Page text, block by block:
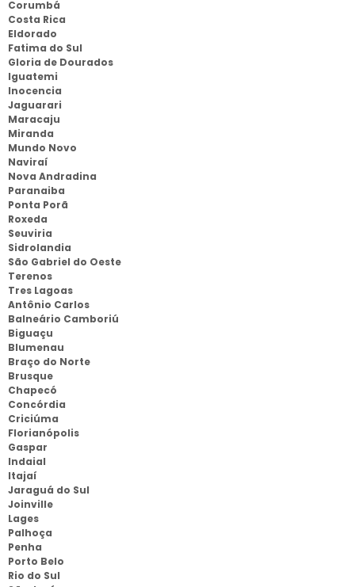
Corumbá
Costa Rica
Eldorado
Fatima do Sul
Gloria de Dourados
Iguatemi
Inocencia
Jaguarari
Maracaju
Miranda
Mundo Novo
Naviraí
Nova Andradina
Paranaiba
Ponta Porã
Roxeda
Seuviria
Sidrolandia
São Gabriel do Oeste
Terenos
Tres Lagoas
Antônio Carlos
Balneário Camboriú
Biguaçu
Blumenau
Braço do Norte
Brusque
Chapecó
Concórdia
Criciúma
Florianópolis
Gaspar
Indaial
Itajaí
Jaraguá do Sul
Joinville
Lages
Palhoça
Penha
Porto Belo
Rio do Sul